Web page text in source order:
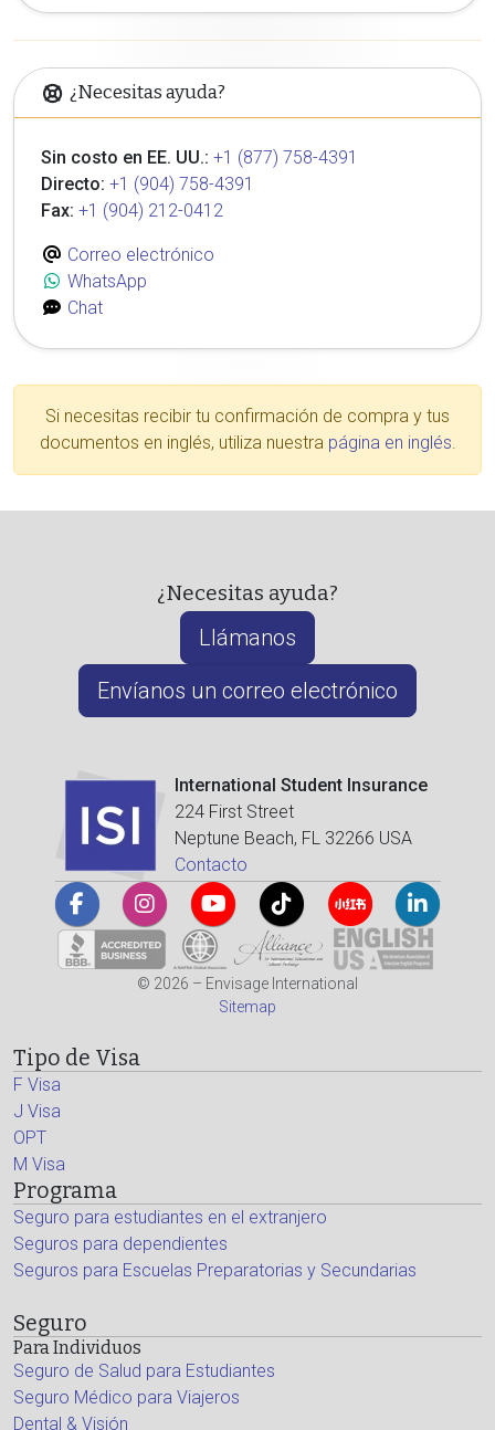
¿Necesitas ayuda?
Sin costo en EE. UU.: +1 (877) 758-4391
Directo: +1 (904) 758-4391
Fax: +1 (904) 212-0412
Correo electrónico
WhatsApp
Chat
Si necesitas recibir tu confirmación de compra y tus
documentos en inglés, utiliza nuestra página en inglés.
¿Necesitas ayuda?
Llámanos
Envíanos un correo electrónico
International Student Insurance
224 First Street
Neptune Beach, FL 32266 USA
Contacto
© 2026 – Envisage International
Sitemap
Tipo de Visa
F Visa
J Visa
OPT
M Visa
Programa
Seguro para estudiantes en el extranjero
Seguros para dependientes
Seguros para Escuelas Preparatorias y Secundarias
Seguro
Para Individuos
Seguro de Salud para Estudiantes
Seguro Médico para Viajeros
Dental & Visión